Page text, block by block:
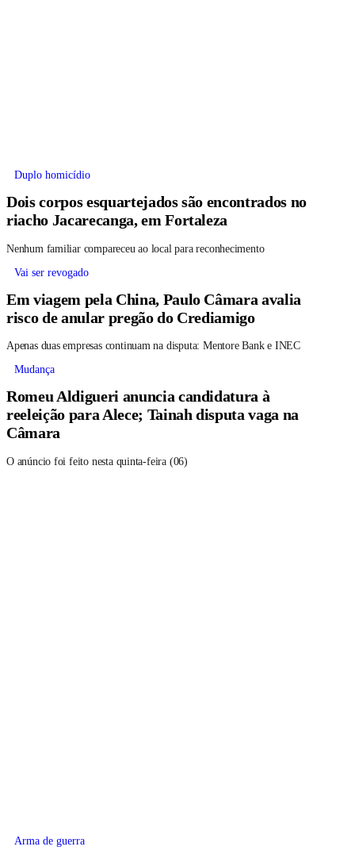
Duplo homicídio
Dois corpos esquartejados são encontrados no
riacho Jacarecanga, em Fortaleza
Nenhum familiar compareceu ao local para reconhecimento
Vai ser revogado
Em viagem pela China, Paulo Câmara avalia
risco de anular pregão do Crediamigo
Apenas duas empresas continuam na disputa: Mentore Bank e INEC
Mudança
Romeu Aldigueri anuncia candidatura à
reeleição para Alece; Tainah disputa vaga na
Câmara
O anúncio foi feito nesta quinta-feira (06)
Arma de guerra